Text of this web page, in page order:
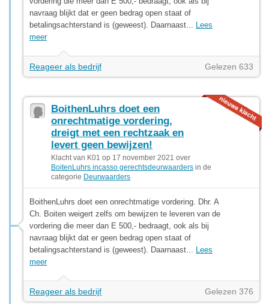
navraag blijkt dat er geen bedrag open staat of
betalingsachterstand is (geweest). Daarnaast... Lees
meer
Reageer als bedrijf Gelezen 633
BoithenLuhrs doet een
onrechtmatige vordering,
dreigt met een rechtzaak en
levert geen bewijzen!
Klacht van K01 op 17 november 2021 over
BoitenLuhrs incasso gerechtsdeurwaarders in de
categorie Deurwaarders
BoithenLuhrs doet een onrechtmatige vordering. Dhr. A
Ch. Boiten weigert zelfs om bewijzen te leveren van de
vordering die meer dan E 500,- bedraagt, ook als bij
navraag blijkt dat er geen bedrag open staat of
betalingsachterstand is (geweest). Daarnaast... Lees
meer
Reageer als bedrijf Gelezen 376